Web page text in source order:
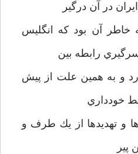
در آن درگير
خاطر آن بود كه انگليس
رابطه بين
و به همين علت از پيش
خودداري
و تهديدها از يك طرف و
پير